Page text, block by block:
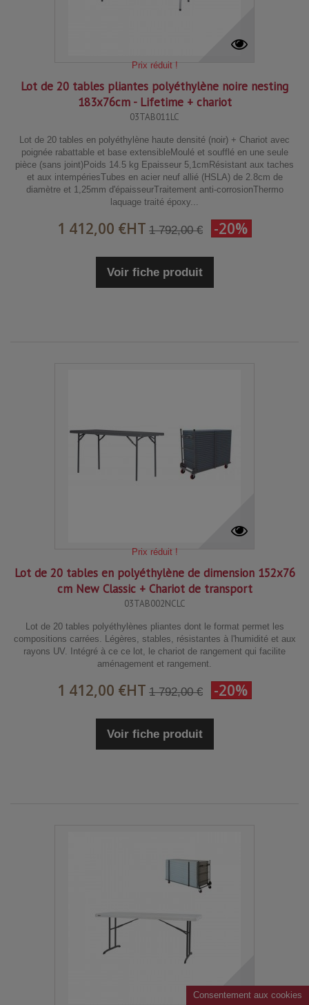
Prix réduit !
Lot de 20 tables pliantes polyéthylène noire nesting
183x76cm - Lifetime + chariot
03TAB011LC
Lot de 20 tables en polyéthylène haute densité (noir) + Chariot avec
poignée rabattable et base extensibleMoulé et soufflé en une seule
pièce (sans joint)Poids 14.5 kg Epaisseur 5,1cmRésistant aux taches
et aux intempériesTubes en acier neuf allié (HSLA) de 2.8cm de
diamètre et 1,25mm d'épaisseurTraitement anti-corrosionThermo
laquage traité époxy...
1 412,00 €HT 1 792,00 € -20%
Voir fiche produit
Prix réduit !
Lot de 20 tables en polyéthylène de dimension 152x76
cm New Classic + Chariot de transport
03TAB002NCLC
Lot de 20 tables polyéthylènes pliantes dont le format permet les
compositions carrées. Légères, stables, résistantes à l'humidité et aux
rayons UV. Intégré à ce ce lot, le chariot de rangement qui facilite
aménagement et rangement.
1 412,00 €HT 1 792,00 € -20%
Voir fiche produit
Consentement aux cookies